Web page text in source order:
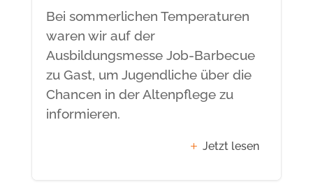
Bei sommerlichen Temperaturen
waren wir auf der
Ausbildungsmesse Job-Barbecue
zu Gast, um Jugendliche über die
Chancen in der Altenpflege zu
informieren.
Jetzt lesen